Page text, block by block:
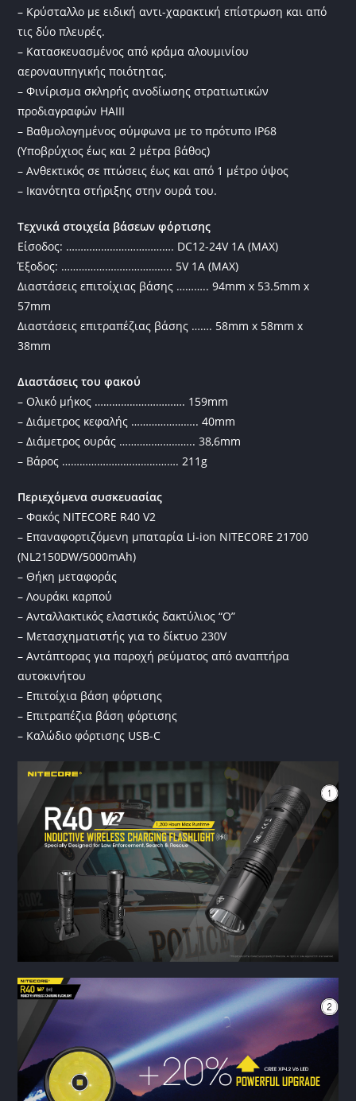
– Κρύσταλλο με ειδική αντι-χαρακτική επίστρωση και από
τις δύο πλευρές.
– Κατασκευασμένος από κράμα αλουμινίου
αεροναυπηγικής ποιότητας.
– Φινίρισμα σκληρής ανοδίωσης στρατιωτικών
προδιαγραφών HAIII
– Βαθμολογημένος σύμφωνα με το πρότυπο IP68
(Υποβρύχιος έως και 2 μέτρα βάθος)
– Ανθεκτικός σε πτώσεις έως και από 1 μέτρο ύψος
– Ικανότητα στήριξης στην ουρά του.
Τεχνικά στοιχεία βάσεων φόρτισης
Είσοδος: ………………………………. DC12-24V 1A (MAX)
Έξοδος: ……………………………….. 5V 1Α (ΜΑΧ)
Διαστάσεις επιτοίχιας βάσης ……….. 94mm x 53.5mm x
57mm
Διαστάσεις επιτραπέζιας βάσης ……. 58mm x 58mm x
38mm
Διαστάσεις του φακού
– Ολικό μήκος …………………………. 159mm
– Διάμετρος κεφαλής ………………….. 40mm
– Διάμετρος ουράς …………………….. 38,6mm
– Βάρος …………………………………. 211g
Περιεχόμενα συσκευασίας
– Φακός NITECORE R40 V2
– Επαναφορτιζόμενη μπαταρία Li-ion NITECORE 21700
(NL2150DW/5000mAh)
– Θήκη μεταφοράς
– Λουράκι καρπού
– Ανταλλακτικός ελαστικός δακτύλιος “Ο”
– Μετασχηματιστής για το δίκτυο 230V
– Αντάπτορας για παροχή ρεύματος από αναπτήρα
αυτοκινήτου
– Επιτοίχια βάση φόρτισης
– Επιτραπέζια βάση φόρτισης
– Καλώδιο φόρτισης USB-C